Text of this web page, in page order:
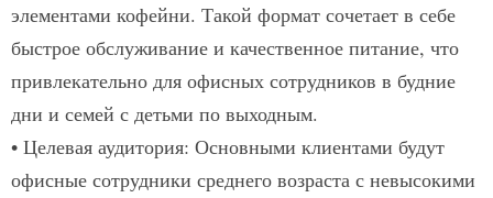
элементами кофейни. Такой формат сочетает в себе
быстрое обслуживание и качественное питание, что
привлекательно для офисных сотрудников в будние
дни и семей с детьми по выходным.​
• Целевая аудитория: Основными клиентами будут
офисные сотрудники среднего возраста с невысокими